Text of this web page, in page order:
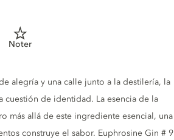
Noter
alegría y una calle junto a la destilería, la
cuestión de identidad. La esencia de la
más allá de este ingrediente esencial, una
construye el sabor. Euphrosine Gin # 9